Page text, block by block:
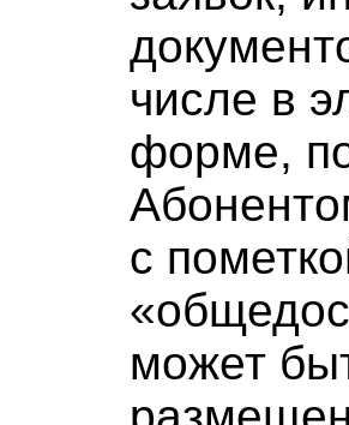
числе в
форме,
с
может